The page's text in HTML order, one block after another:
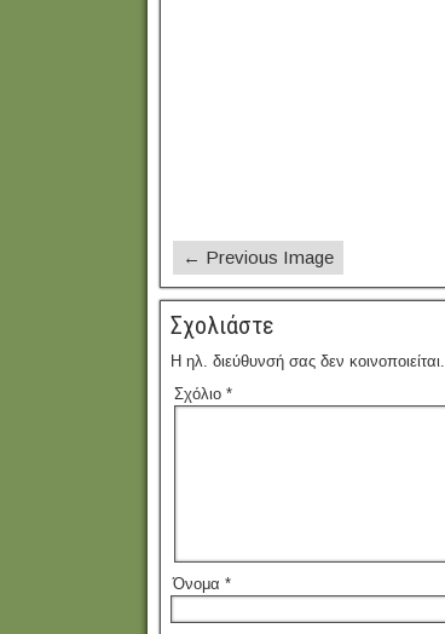
← Previous Image
Σχολιάστε
Η ηλ. διεύθυνσή σας δεν κοινοποιείται.
Σχόλιο *
Όνομα *